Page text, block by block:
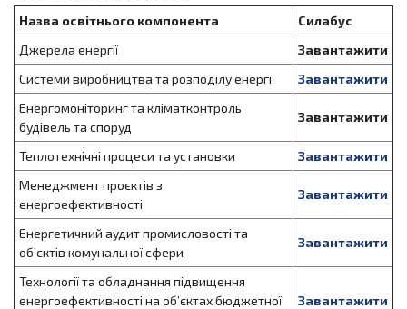
Назва освітнього компонента
Силабус
Джерела енергії
Завантажити
Системи виробництва та розподілу енергії
Завантажити
Енергомоніторинг та кліматконтроль
будівель та споруд
Завантажити
Теплотехнічні процеси та установки
Завантажити
Менеджмент проєктів з
енергоефективності
Завантажити
Енергетичний аудит промисловості та
об’єктів комунальної сфери
Завантажити
Технології та обладнання підвищення
енергоефективності на об’єктах бюджетної
Завантажити